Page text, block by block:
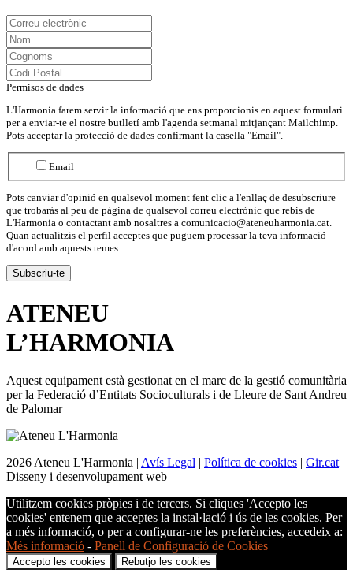
Permisos de dades
L'Harmonia farem servir la informació que ens proporcionis en aquest formulari
per a enviar-te el nostre butlletí amb l'agenda setmanal mitjançant Mailchimp.
Pots acceptar la protecció de dades confirmant la casella "Email".
Email
Pots canviar d'opinió en qualsevol moment fent clic a l'enllaç de desubscriure
que trobaràs al peu de pàgina de qualsevol correu electrònic que rebis de
L'Harmonia o contactant amb nosaltres a comunicacio@ateneuharmonia.cat.
Quan actualitzis el perfil acceptes que puguem processar la teva informació
d'acord amb aquests temes.
ATENEU
L’HARMONIA
Aquest equipament està gestionat en el marc de la gestió comunitària
per la Federació d’Entitats Socioculturals i de Lleure de Sant Andreu
de Palomar
2026 Ateneu L'Harmonia | Avís Legal | Política de cookies | Gir.cat
Disseny i desenvolupament web
Utilitzem cookies pròpies i de tercers. Si cliques 'Accepto les
cookies' entenem que acceptes la instal·lació i ús de les cookies. Per
a més informació, o per a configurar-ne les preferències, accedeix a:
Més informació - Panell de Configuració de Cookies
Accepto les cookies Rebutjo les cookies